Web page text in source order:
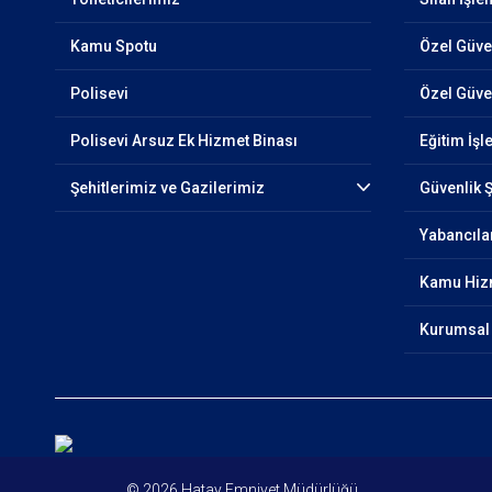
Kamu Spotu
Polisevi
Polisevi Arsuz Ek Hizmet Binası
Şehitlerimiz ve Gazilerimiz
Özel
Özel
Eğitim
Güvenlik
Kamu
Kurumsal